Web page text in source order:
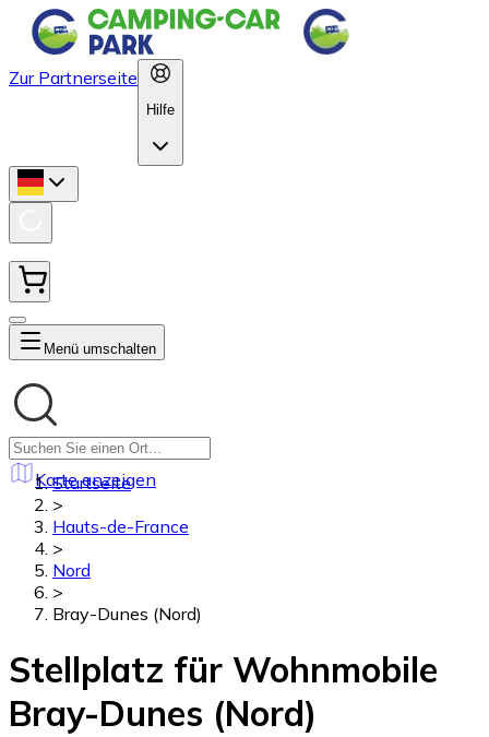
Zur Partnerseite
Hilfe
Menü umschalten
Karte anzeigen
Startseite
>
Hauts-de-France
>
Nord
>
Bray-Dunes (Nord)
Stellplatz für Wohnmobile
Bray-Dunes (Nord)